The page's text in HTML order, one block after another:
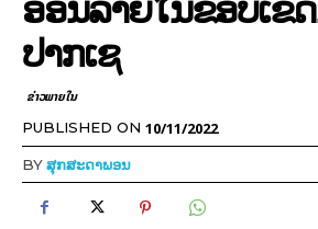
ອອນລາຍໃນຂອບເຂ
ປາກເຊ
ຂ່າວພາຍ​ໃນ
PUBLISHED ON 10/11/2022
BYສຸກສະດາພອນ